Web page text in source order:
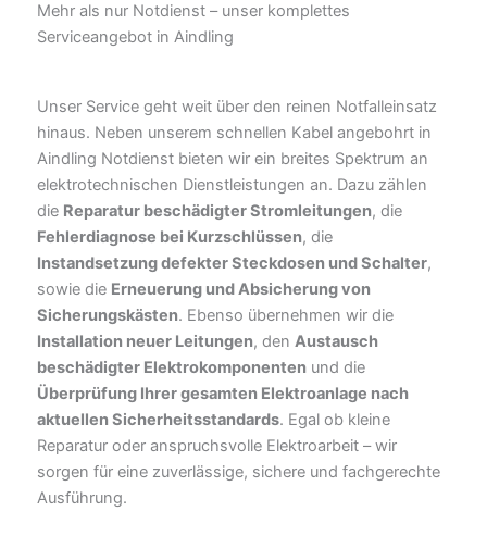
Mehr als nur Notdienst – unser komplettes
Serviceangebot in Aindling
Unser Service geht weit über den reinen Notfalleinsatz
hinaus. Neben unserem schnellen Kabel angebohrt in
Aindling Notdienst bieten wir ein breites Spektrum an
elektrotechnischen Dienstleistungen an. Dazu zählen
die Reparatur beschädigter Stromleitungen, die
Fehlerdiagnose bei Kurzschlüssen, die
Instandsetzung defekter Steckdosen und Schalter,
sowie die Erneuerung und Absicherung von
Sicherungskästen. Ebenso übernehmen wir die
Installation neuer Leitungen, den Austausch
beschädigter Elektrokomponenten und die
Überprüfung Ihrer gesamten Elektroanlage nach
aktuellen Sicherheitsstandards. Egal ob kleine
Reparatur oder anspruchsvolle Elektroarbeit – wir
sorgen für eine zuverlässige, sichere und fachgerechte
Ausführung.